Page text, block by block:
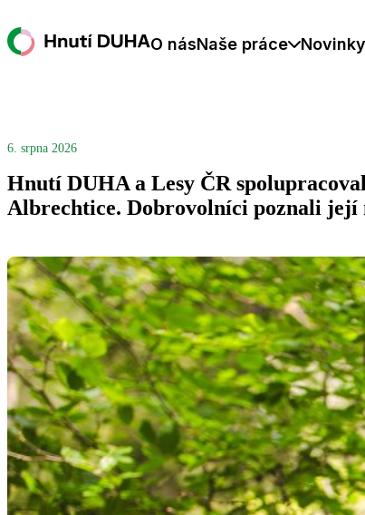
O násNaše práce Novinky
6. srpna 2026
Hnutí DUHA a Lesy ČR
Albrechtice. Dobrovolníci poznali její